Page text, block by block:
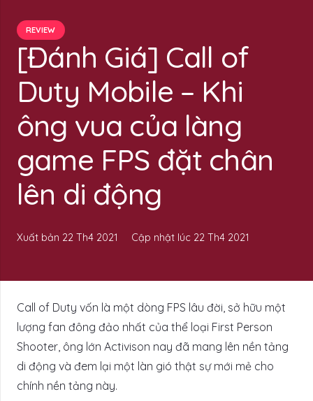
REVIEW
[Đánh Giá] Call of
Duty Mobile – Khi
ông vua của làng
game FPS đặt chân
lên di động
Xuất bản 22 Th4 2021 Cập nhật lúc 22 Th4 2021
Call of Duty vốn là một dòng FPS lâu đời, sở hữu một
lượng fan đông đảo nhất của thể loại First Person
Shooter, ông lớn Activison nay đã mang lên nền tảng
di động và đem lại một làn gió thật sự mới mẻ cho
chính nền tảng này.